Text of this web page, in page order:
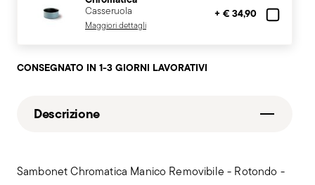
Casseruola
Maggiori dettagli
+ € 34,90
CONSEGNATO IN 1-3 GIORNI LAVORATIVI
Descrizione
Sambonet Chromatica Manico Removibile - Rotondo -